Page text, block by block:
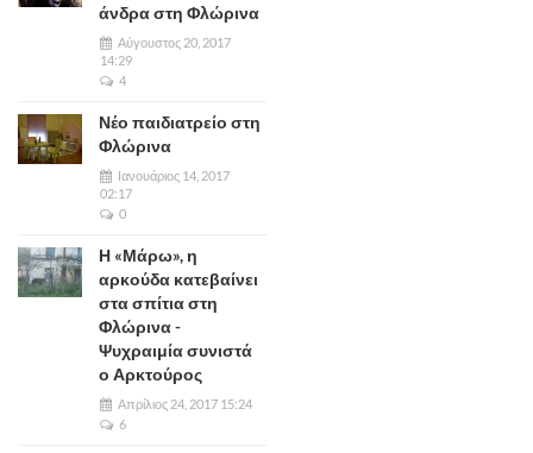
άνδρα στη Φλώρινα
Αύγουστος 20, 2017
14:29
4
Νέο παιδιατρείο στη
Φλώρινα
Ιανουάριος 14, 2017
02:17
0
Η «Μάρω», η
αρκούδα κατεβαίνει
στα σπίτια στη
Φλώρινα -
Ψυχραιμία συνιστά
ο Αρκτούρος
Απρίλιος 24, 2017 15:24
6